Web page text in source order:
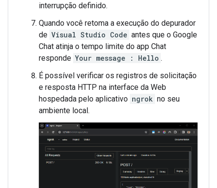
interrupção definido.
Quando você retoma a execução do depurador
de Visual Studio Code antes que o Google
Chat atinja o tempo limite do app Chat
responde Your message : Hello .
É possível verificar os registros de solicitação
e resposta HTTP na interface da Web
hospedada pelo aplicativo ngrok no seu
ambiente local.